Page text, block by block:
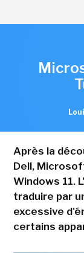
Après la
Dell,
Windows 11.
traduire par
excessive
certains